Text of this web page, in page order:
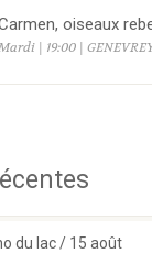
oiseaux
| 19:00 |
du lac / 15 août